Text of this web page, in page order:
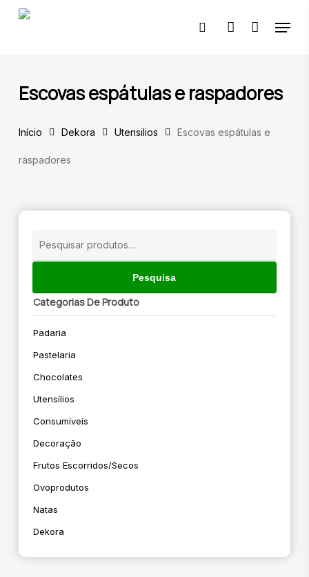
Skip
pesquisaraccount
Menu
Escovas espátulas e raspadores
Início Dekora Utensilios Escovas espátulas e
raspadores
Pesquisa
Categorias De Produto
Padaria
Pastelaria
Chocolates
Utensílios
Consumíveis
Decoração
Frutos Escorridos/secos
Ovoprodutos
Natas
Dekora